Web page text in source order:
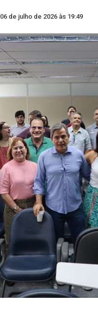
06 de julho de 2026 às 19:49